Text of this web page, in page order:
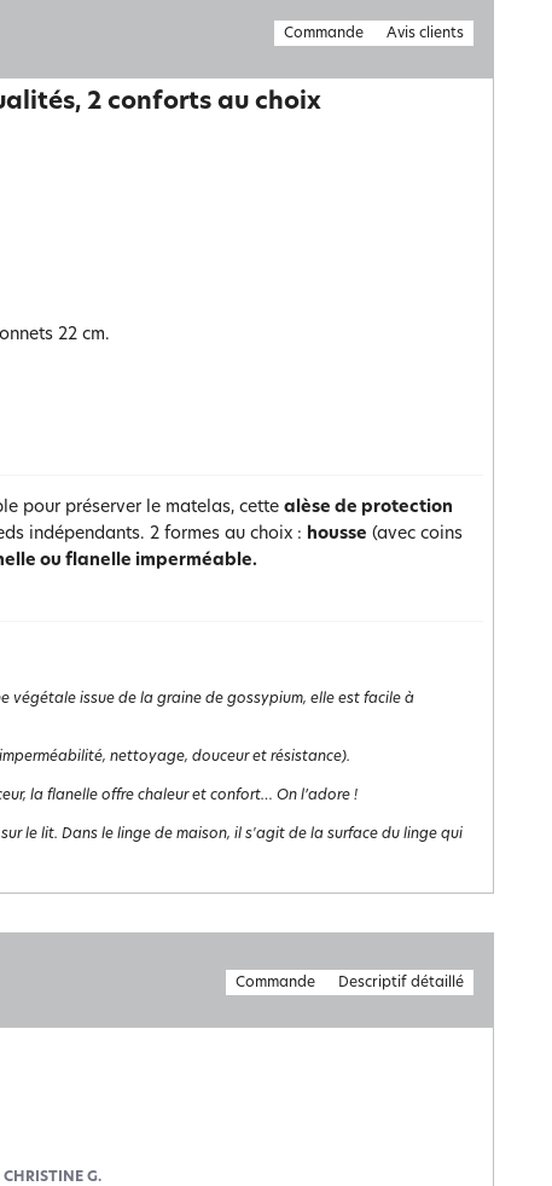
Commande Avis clients
2 conforts au choix
22 cm.
pour préserver le matelas, cette alèse de protection
indépendants. 2 formes au choix : housse (avec coins
ou flanelle imperméable.
végétale issue de la graine de gossypium, elle est facile à
nettoyage, douceur et résistance).
la flanelle offre chaleur et confort… On l’adore !
le lit. Dans le linge de maison, il s'agit de la surface du linge qui
Commande Descriptif détaillé
CHRISTINE G.